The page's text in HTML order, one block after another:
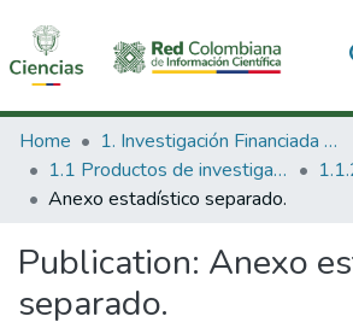
Communities & Collections
All of DSpace
Home
1. Investigación Financiada con Recursos Públicos
1.1 Productos de investigación
Anexo estadístico separado.
Publication: Anexo
separado.